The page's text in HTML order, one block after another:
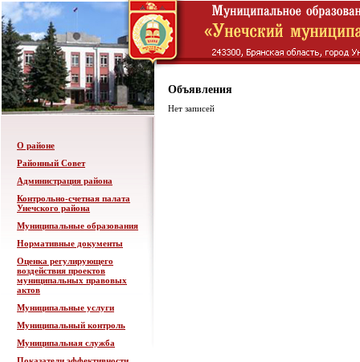
О районе
Районный Совет
Администрация района
Контрольно-счетная палата
Унечского района
Муниципальные образования
Нормативные документы
Оценка регулирующего
воздействия проектов
муниципальных правовых
актов
Муниципальные услуги
Муниципальный контроль
Муниципальная служба
Объявления
Нет записей